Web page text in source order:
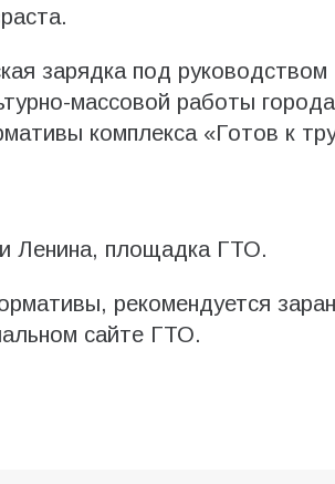
зарядка под руководством
массовой работы
комплекса «Готов к
Ленина, площадка ГТО.
рекомендуется
сайте ГТО.